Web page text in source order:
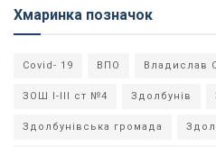
Хмаринка позначок
Covid- 19 ВПО Владислав
ЗОШ І-ІІІ ст №4 Здолбунів
Здолбунівська громада